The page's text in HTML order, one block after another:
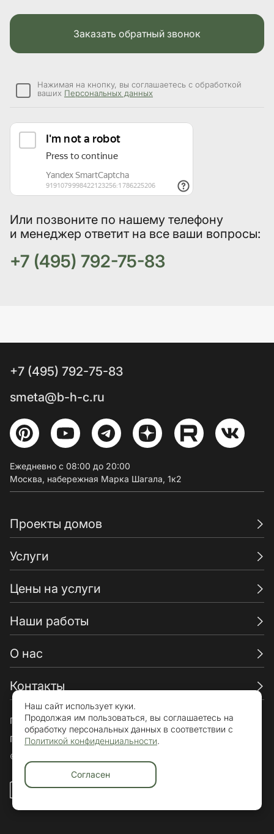
Или позвоните по нашему телефону
и менеджер ответит на все ваши вопросы:
+7 (495) 792-75-83
Заказать обратный звонок
Нажимая на кнопку, вы соглашаетесь с обработкой
ваших Персональных данных
Пользовательское соглашение
Политика конфиденциальности
© «Брикхаус» 2015-2026. Все права защищены.
Проекты домов
Услуги
Цены на услуги
Наши работы
О нас
Контакты
+7 (495) 792-75-83
smeta@b-h-c.ru
Ежедневно с 08:00 до 20:00
Москва, набережная Марка Шагала, 1к2
Наш сайт использует куки.
Продолжая им пользоваться, вы соглашаетесь на
обработку персональных данных в соответствии с
Политикой конфиденциальности.
Согласен